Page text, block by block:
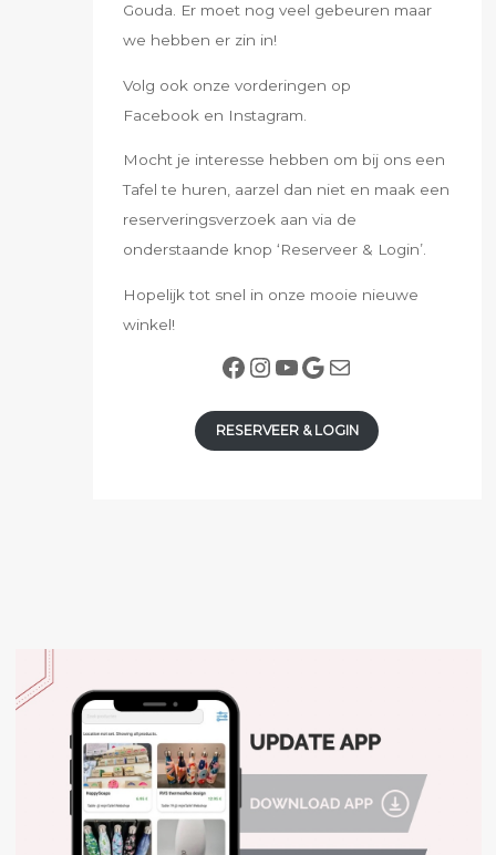
Gouda. Er moet nog veel gebeuren maar
we hebben er zin in!
Volg ook onze vorderingen op
Facebook en Instagram.
Mocht je interesse hebben om bij ons een
Tafel te huren, aarzel dan niet en maak een
reserveringsverzoek aan via de
onderstaande knop ‘Reserveer & Login’.
Hopelijk tot snel in onze mooie nieuwe
winkel!
Facebook
Instagram
YouTube
Google
E-mail
RESERVEER & LOGIN